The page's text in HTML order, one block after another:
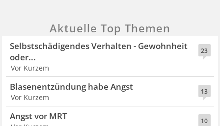
Aktuelle Top Themen
23
Selbstschädigendes Verhalten - Gewohnheit
oder...
Vor Kurzem
13
Blasenentzündung habe Angst
Vor Kurzem
10
Angst vor MRT